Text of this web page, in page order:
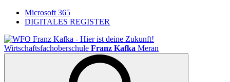
Microsoft 365
DIGITALES REGISTER
Wirtschaftsfachoberschule Franz Kafka Meran